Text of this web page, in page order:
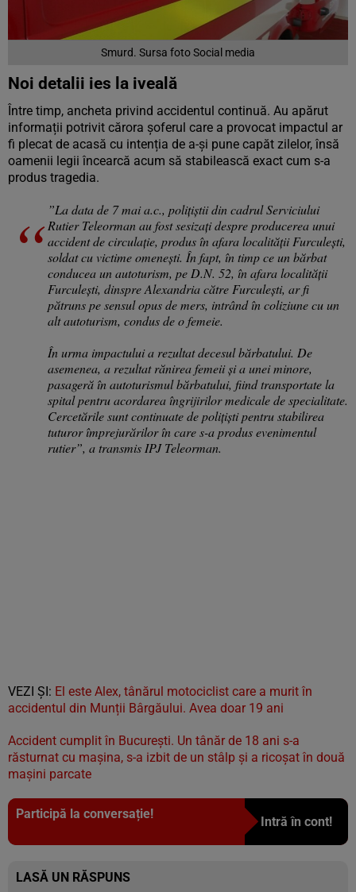
Smurd. Sursa foto Social media
Noi detalii ies la iveală
Între timp, ancheta privind accidentul continuă. Au apărut
informații potrivit cărora șoferul care a provocat impactul ar
fi plecat de acasă cu intenția de a-și pune capăt zilelor, însă
oamenii legii încearcă acum să stabilească exact cum s-a
produs tragedia.
”La data de 7 mai a.c., polițiștii din cadrul Serviciului
Rutier Teleorman au fost sesizați despre producerea unui
accident de circulație, produs în afara localității Furculești,
soldat cu victime omenești. În fapt, în timp ce un bărbat
conducea un autoturism, pe D.N. 52, în afara localității
Furculești, dinspre Alexandria către Furculești, ar fi
pătruns pe sensul opus de mers, intrând în coliziune cu un
alt autoturism, condus de o femeie.
În urma impactului a rezultat decesul bărbatului. De
asemenea, a rezultat rănirea femeii și a unei minore,
pasageră în autoturismul bărbatului, fiind transportate la
spital pentru acordarea îngrijirilor medicale de specialitate.
Cercetările sunt continuate de polițiști pentru stabilirea
tuturor împrejurărilor în care s-a produs evenimentul
rutier”, a transmis IPJ Teleorman.
VEZI ȘI: El este Alex, tânărul motociclist care a murit în
accidentul din Munții Bârgăului. Avea doar 19 ani
Accident cumplit în București. Un tânăr de 18 ani s-a
răsturnat cu mașina, s-a izbit de un stâlp și a ricoșat în două
mașini parcate
Participă la conversație!
Intră în cont!
LASĂ UN RĂSPUNS